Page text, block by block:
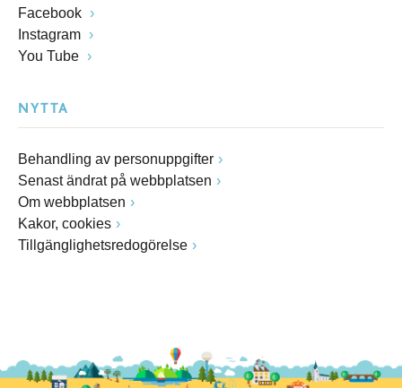
Facebook
Instagram
You Tube
NYTTA
Behandling av personuppgifter
Senast ändrat på webbplatsen
Om webbplatsen
Kakor, cookies
Tillgänglighetsredogörelse